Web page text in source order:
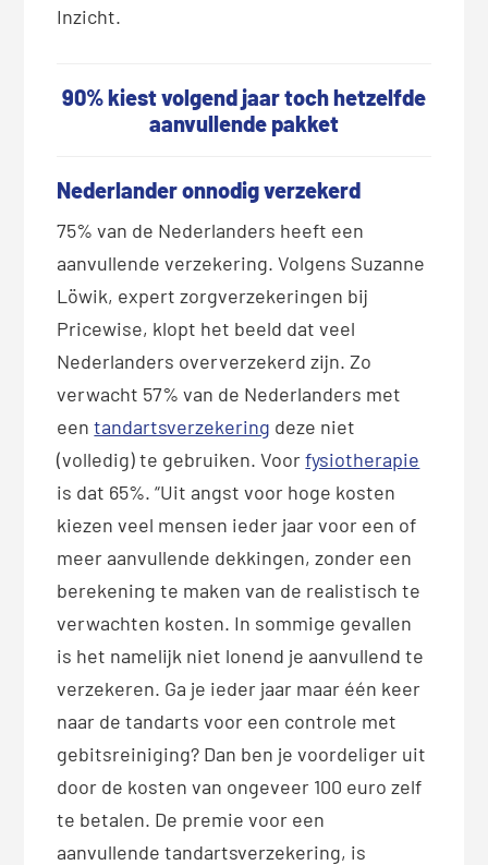
Inzicht.
90% kiest volgend jaar toch hetzelfde
aanvullende pakket
Nederlander onnodig verzekerd
75% van de Nederlanders heeft een
aanvullende verzekering. Volgens Suzanne
Löwik, expert zorgverzekeringen bij
Pricewise, klopt het beeld dat veel
Nederlanders oververzekerd zijn. Zo
verwacht 57% van de Nederlanders met
eentandartsverzekering deze niet
(volledig) te gebruiken. Voorfysiotherapie
is dat 65%. “Uit angst voor hoge kosten
kiezen veel mensen ieder jaar voor een of
meer aanvullende dekkingen, zonder een
berekening te maken van de realistisch te
verwachten kosten. In sommige gevallen
is het namelijk niet lonend je aanvullend te
verzekeren. Ga je ieder jaar maar één keer
naar de tandarts voor een controle met
gebitsreiniging? Dan ben je voordeliger uit
door de kosten van ongeveer 100 euro zelf
te betalen. De premie voor een
aanvullende tandartsverzekering, is